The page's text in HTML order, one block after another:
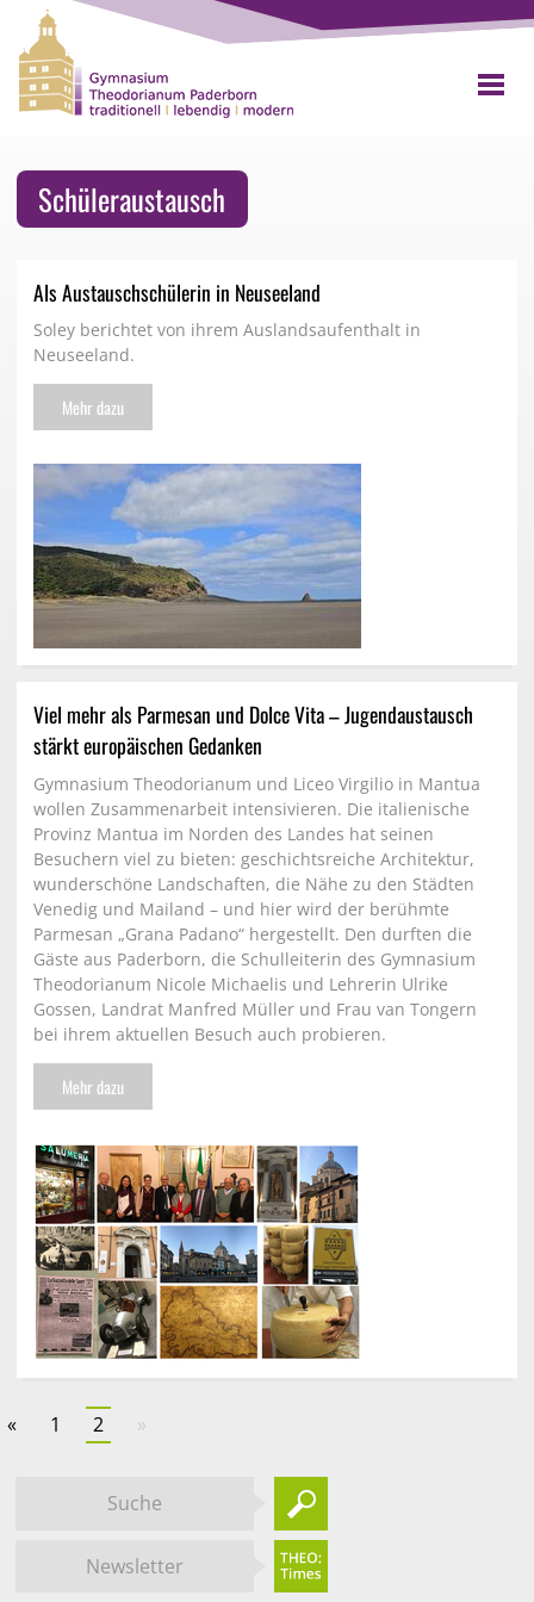
Schüleraustausch
Als Austauschschülerin in Neuseeland
Soley berichtet von ihrem Auslandsaufenthalt in
Neuseeland.
Mehr dazu
Viel mehr als Parmesan und Dolce Vita – Jugendaustausch
stärkt europäischen Gedanken
Gymnasium Theodorianum und Liceo Virgilio in Mantua
wollen Zusammenarbeit intensivieren. Die italienische
Provinz Mantua im Norden des Landes hat seinen
Besuchern viel zu bieten: geschichtsreiche Architektur,
wunderschöne Landschaften, die Nähe zu den Städten
Venedig und Mailand – und hier wird der berühmte
Parmesan „Grana Padano“ hergestellt. Den durften die
Gäste aus Paderborn, die Schulleiterin des Gymnasium
Theodorianum Nicole Michaelis und Lehrerin Ulrike
Gossen, Landrat Manfred Müller und Frau van Tongern
bei ihrem aktuellen Besuch auch probieren.
Mehr dazu
« 1 2 »
Suche
Newsletter